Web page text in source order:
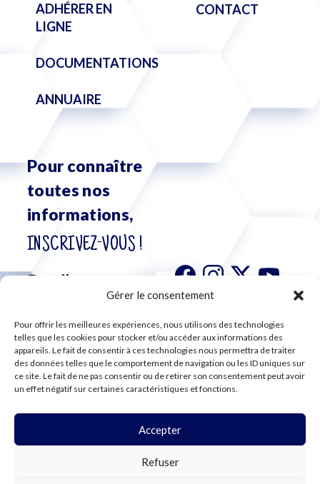
Gérer le consentement
Pour offrir les meilleures expériences, nous utilisons des technologies
telles que les cookies pour stocker et/ou accéder aux informations des
appareils. Le fait de consentir à ces technologies nous permettra de traiter
des données telles que le comportement de navigation ou les ID uniques sur
ce site. Le fait de ne pas consentir ou de retirer son consentement peut avoir
un effet négatif sur certaines caractéristiques et fonctions.
Accepter
Refuser
ADHÉRER EN
LIGNE
DOCUMENTATIONS
ANNUAIRE
CONTACT
Pour connaître
toutes nos
informations,
INSCRIVEZ-VOUS !
S'abonner à
notre
newsletter